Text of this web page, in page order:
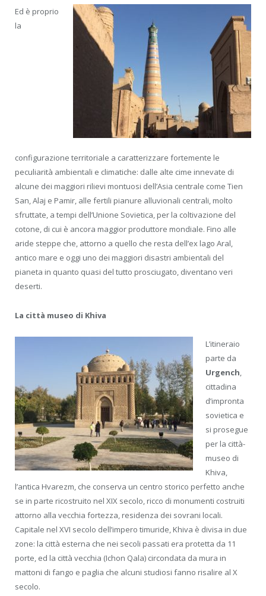
Ed è proprio
la
configurazione territoriale a caratterizzare fortemente le
peculiarità ambientali e climatiche: dalle alte cime innevate di
alcune dei maggiori rilievi montuosi dell’Asia centrale come Tien
San, Alaj e Pamir, alle fertili pianure alluvionali centrali, molto
sfruttate, a tempi dell’Unione Sovietica, per la coltivazione del
cotone, di cui è ancora maggior produttore mondiale. Fino alle
aride steppe che, attorno a quello che resta dell’ex lago Aral,
antico mare e oggi uno dei maggiori disastri ambientali del
pianeta in quanto quasi del tutto prosciugato, diventano veri
deserti.
La città museo di Khiva
L’itineraio
parte da
Urgench,
cittadina
d’impronta
sovietica e
si prosegue
per la città-
museo di
Khiva,
l’antica Hvarezm, che conserva un centro storico perfetto anche
se in parte ricostruito nel XIX secolo, ricco di monumenti costruiti
attorno alla vecchia fortezza, residenza dei sovrani locali.
Capitale nel XVI secolo dell’impero timuride, Khiva è divisa in due
zone: la città esterna che nei secoli passati era protetta da 11
porte, ed la città vecchia (Ichon Qala) circondata da mura in
mattoni di fango e paglia che alcuni studiosi fanno risalire al X
secolo.